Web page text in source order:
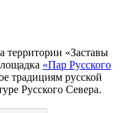
территории «Заставы
«Пар Русского
традициям русской
Русского Севера.